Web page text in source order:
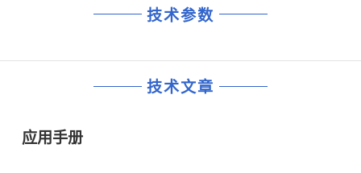
技术参数
技术文章
应用手册